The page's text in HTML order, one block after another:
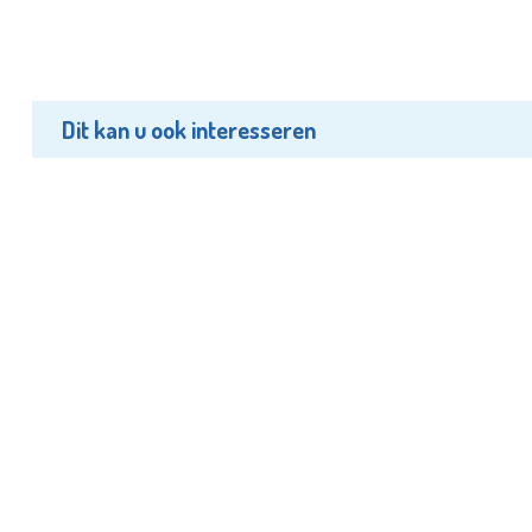
Dit kan u ook interesseren